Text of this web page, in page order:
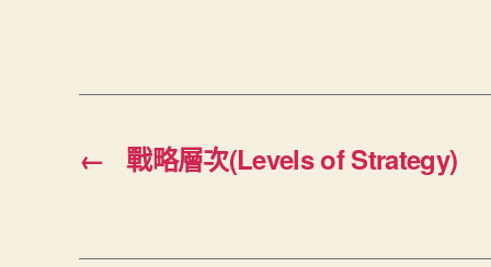
← 戰略層次(Levels of Strategy)